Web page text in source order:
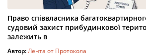
Право співвласника
судовий захист прибудинкової
залежить в
Автор:Лента от Протокола